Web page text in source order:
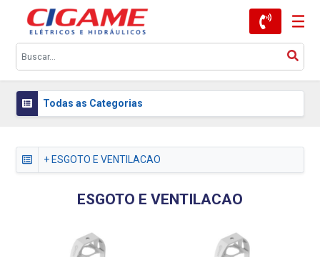
Todas as Categorias
+ ESGOTO E VENTILACAO
ESGOTO E VENTILACAO